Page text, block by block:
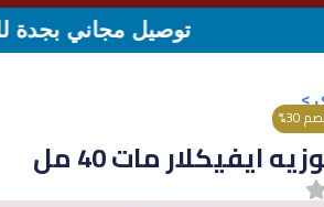
فوق قيمه ال ١٠٠ ريال - شحن مجاني لقيمه اكثر من ٢٩٩ ريال
>
ايفيكلار مات 40 مل